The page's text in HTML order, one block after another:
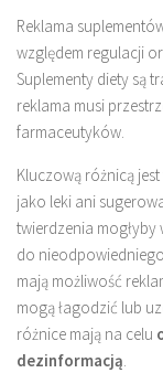
Reklama
względem regulacji
Suplementy diety są
reklama musi
farmaceutyków.
Kluczową różnicą
jako leki ani
twierdzenia
do
mają możliwość
mogą łagodzić lub
różnice mają na celu
dezinformacją.